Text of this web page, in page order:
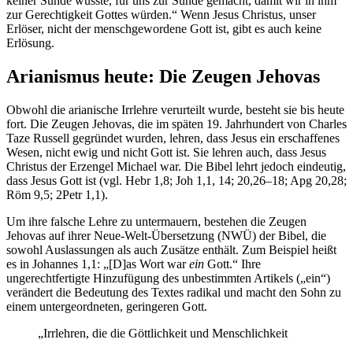
zur Gerechtigkeit Gottes würden.“ Wenn Jesus Christus, unser
Erlöser, nicht der menschgewordene Gott ist, gibt es auch keine
Erlösung.
Arianismus heute: Die Zeugen Jehovas
Obwohl die arianische Irrlehre verurteilt wurde, besteht sie bis heute
fort. Die Zeugen Jehovas, die im späten 19. Jahrhundert von Charles
Taze Russell gegründet wurden, lehren, dass Jesus ein erschaffenes
Wesen, nicht ewig und nicht Gott ist. Sie lehren auch, dass Jesus
Christus der Erzengel Michael war. Die Bibel lehrt jedoch eindeutig,
dass Jesus Gott ist (vgl. Hebr 1,8; Joh 1,1, 14; 20,26–18; Apg 20,28;
Röm 9,5; 2Petr 1,1).
Um ihre falsche Lehre zu untermauern, bestehen die Zeugen
Jehovas auf ihrer Neue-Welt-Übersetzung (NWÜ) der Bibel, die
sowohl Auslassungen als auch Zusätze enthält. Zum Beispiel heißt
es in Johannes 1,1: „[D]as Wort warein Gott.“ Ihre
ungerechtfertigte Hinzufügung des unbestimmten Artikels („ein“)
verändert die Bedeutung des Textes radikal und macht den Sohn zu
einem untergeordneten, geringeren Gott.
„Irrlehren, die die Göttlichkeit und Menschlichkeit